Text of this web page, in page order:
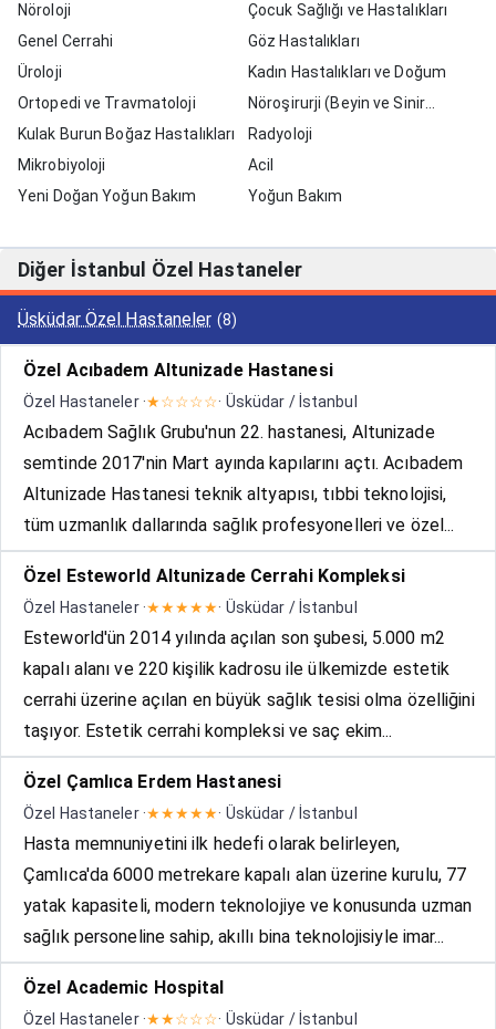
Nöroloji
Çocuk Sağlığı ve Hastalıkları
Genel Cerrahi
Göz Hastalıkları
Üroloji
Kadın Hastalıkları ve Doğum
Ortopedi ve Travmatoloji
Nöroşirurji (Beyin ve Sinir
Cerrahisi)
Kulak Burun Boğaz Hastalıkları
Radyoloji
Mikrobiyoloji
Acil
Yeni Doğan Yoğun Bakım
Yoğun Bakım
Diğer İstanbul Özel Hastaneler
Üsküdar Özel Hastaneler (8)
Özel Acıbadem Altunizade Hastanesi
Özel Hastaneler ·★☆☆☆☆· Üsküdar / İstanbul
Acıbadem Sağlık Grubu'nun 22. hastanesi, Altunizade
semtinde 2017'nin Mart ayında kapılarını açtı. Acıbadem
Altunizade Hastanesi teknik altyapısı, tıbbi teknolojisi,
tüm uzmanlık dallarında sağlık profesyonelleri ve özel...
Özel Esteworld Altunizade Cerrahi Kompleksi
Özel Hastaneler ·★★★★★· Üsküdar / İstanbul
Esteworld'ün 2014 yılında açılan son şubesi, 5.000 m2
kapalı alanı ve 220 kişilik kadrosu ile ülkemizde estetik
cerrahi üzerine açılan en büyük sağlık tesisi olma özelliğini
taşıyor. Estetik cerrahi kompleksi ve saç ekim...
Özel Çamlıca Erdem Hastanesi
Özel Hastaneler ·★★★★★· Üsküdar / İstanbul
Hasta memnuniyetini ilk hedefi olarak belirleyen,
Çamlıca'da 6000 metrekare kapalı alan üzerine kurulu, 77
yatak kapasiteli, modern teknolojiye ve konusunda uzman
sağlık personeline sahip, akıllı bina teknolojisiyle imar...
Özel Academic Hospital
Özel Hastaneler ·★★☆☆☆· Üsküdar / İstanbul